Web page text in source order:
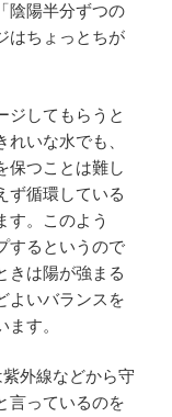
陰陽半分ずつの
はちょっとちが
ジしてもらうと
いな水でも、
保つことは難し
ず循環している
す。このよう
するというので
きは陽が強まる
よいバランスを
す。
外線などから守
言っているのを